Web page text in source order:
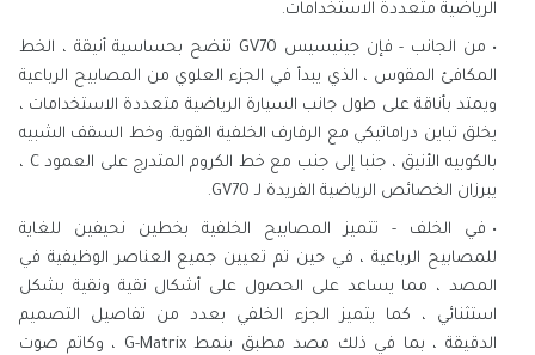
الرياضية متعددة الاستخدامات.
من الجانب - فإن جينيسيس GV70 تنضح بحساسية أنيقة ، الخط
المكافئ المقوس ، الذي يبدأ في الجزء العلوي من المصابيح الرباعية
ويمتد بأناقة على طول جانب السيارة الرياضية متعددة الاستخدامات ،
يخلق تباين دراماتيكي مع الرفارف الخلفية القوية. وخط السقف الشبيه
بالكوبيه الأنيق ، جنبا إلى جنب مع خط الكروم المتدرج على العمود C ،
يبرزان الخصائص الرياضية الفريدة لـ GV70.
في الخلف - تتميز المصابيح الخلفية بخطين نحيفين للغاية
للمصابيح الرباعية ، في حين تم تعيين جميع العناصر الوظيفية في
المصد ، مما يساعد على الحصول على أشكال نقية ونقية بشكل
استثنائي ، كما يتميز الجزء الخلفي بعدد من تفاصيل التصميم
الدقيقة ، بما في ذلك مصد مطبق بنمط G-Matrix ، وكاتم صوت